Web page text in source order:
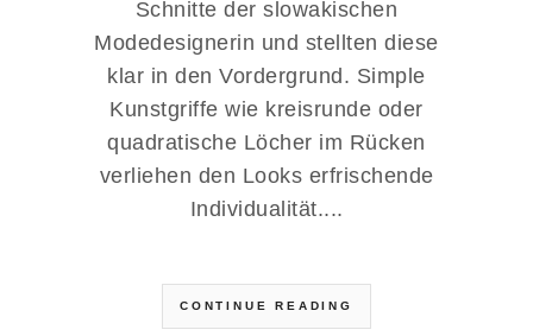
Schnitte der slowakischen
Modedesignerin und stellten diese
klar in den Vordergrund. Simple
Kunstgriffe wie kreisrunde oder
quadratische Löcher im Rücken
verliehen den Looks erfrischende
Individualität....
CONTINUE READING